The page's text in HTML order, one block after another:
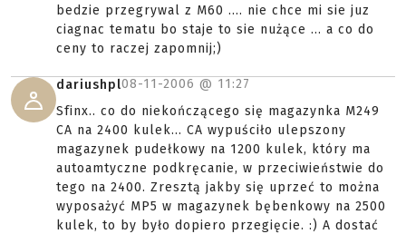
bedzie przegrywal z M60 .... nie chce mi sie juz
ciagnac tematu bo staje to sie nużące ... a co do
ceny to raczej zapomnij;)
dariushpl08-11-2006 @ 11:27
Sfinx.. co do niekończącego się magazynka M249
CA na 2400 kulek... CA wypuściło ulepszony
magazynek pudełkowy na 1200 kulek, który ma
autoamtyczne podkręcanie, w przeciwieństwie do
tego na 2400. Zresztą jakby się uprzeć to można
wyposażyć MP5 w magazynek bębenkowy na 2500
kulek, to by było dopiero przegięcie. :) A dostać